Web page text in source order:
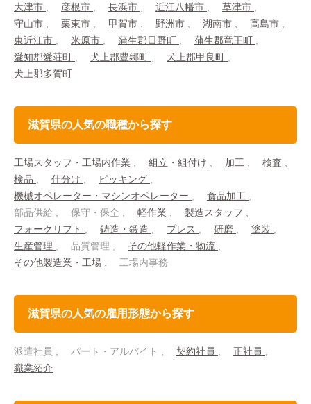
大津市 彦根市 長浜市 近江八幡市
草津市
守山市
栗東市 甲賀市 野洲市 湖南市
高島市
東近江市
米原市 蒲生郡日野町
蒲生郡竜王町
愛知郡愛荘町
犬上郡豊郷町
犬上郡甲良町
犬上郡多賀町
滋賀県の人気の職種から探す
工場スタッフ・工場内作業 組立・組付け 加工
検査
検品
仕分け
ピッキング
機械オペレーター・マシンオペレーター
食品加工
部品供給
保守・保全 軽作業
製造スタッフ
フォークリフト
鋳造・鍛造 プレス 研磨
塗装
生産管理
品質管理
その他軽作業・物流
その他製造業・工場
工場内事務
滋賀県の人気の雇用形態から探す
派遣社員 パート・アルバイト 契約社員
正社員
職業紹介